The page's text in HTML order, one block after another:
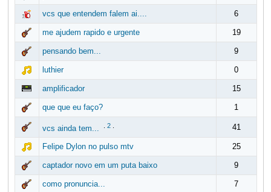
vcs que entendem falem ai.... 6
me ajudem rapido e urgente 19
pensando bem... 9
luthier 0
amplificador 15
que que eu faço? 1
vcs ainda tem... 2. 41
Felipe Dylon no pulso mtv 25
captador novo em um puta baixo 9
como pronuncia... 7